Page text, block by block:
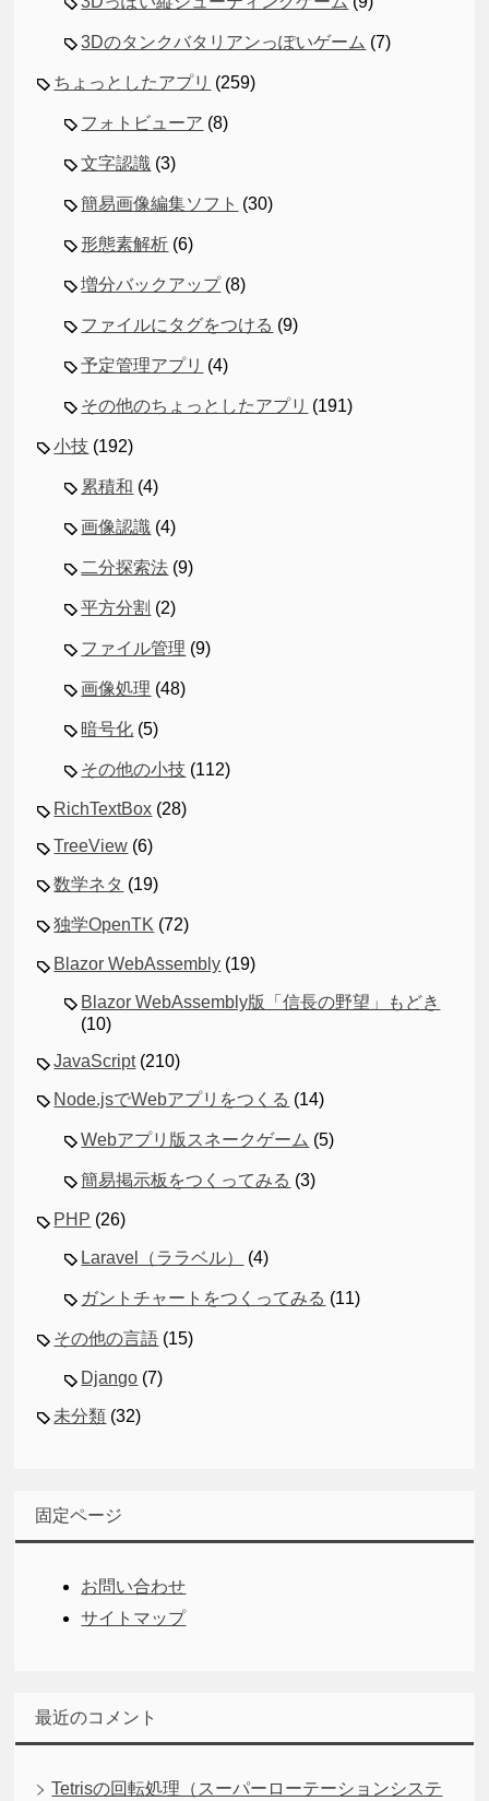
3Dのタンクバタリアンっぽいゲーム (7)
ちょっとしたアプリ (259)
フォトビューア (8)
文字認識 (3)
簡易画像編集ソフト (30)
形態素解析 (6)
増分バックアップ(8)
ファイルにタグをつける (9)
予定管理アプリ (4)
その他のちょっとしたアプリ (191)
小技 (192)
累積和 (4)
画像認識 (4)
二分探索法 (9)
平方分割 (2)
ファイル管理 (9)
画像処理 (48)
暗号化 (5)
その他の小技 (112)
RichTextBox (28)
TreeView (6)
数学ネタ (19)
独学OpenTK (72)
Blazor WebAssembly (19)
Blazor WebAssembly版「信長の野望」もどき
(10)
JavaScript(210)
Node.jsでWebアプリをつくる (14)
Webアプリ版スネークゲーム (5)
簡易掲示板をつくってみる (3)
PHP (26)
Laravel（ララベル） (4)
ガントチャートをつくってみる (11)
その他の言語 (15)
Django (7)
未分類 (32)
固定ページ
お問い合わせ
サイトマップ
最近のコメント
Tetrisの回転処理（スーパーローテーションシステ